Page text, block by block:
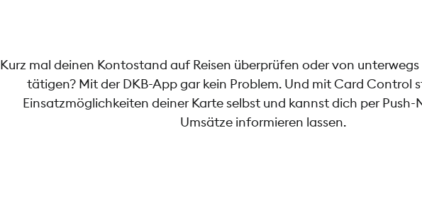
Kurz mal deinen Kontostand auf Reisen überprüfen oder von
tätigen? Mit der DKB-App gar kein Problem. Und mit Card Control
Einsatzmöglichkeiten deiner Karte selbst und kannst dich per
Umsätze informieren lassen.